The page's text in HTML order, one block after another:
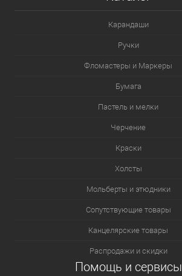
Карандаши
Ручки
Фломастеры и Маркеры
Бумага
Пастель и мелки
Черчение
Краски
Холсты
Мольберты и этюдники
Сопутствующие товары
Канцелярские товары
Распродажи и скидки
Помощь и сервисы